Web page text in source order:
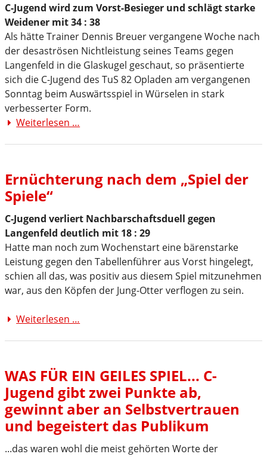
C-Jugend wird zum Vorst-Besieger und schlägt starke
Weidener mit 34 : 38
Als hätte Trainer Dennis Breuer vergangene Woche nach
der desaströsen Nichtleistung seines Teams gegen
Langenfeld in die Glaskugel geschaut, so präsentierte
sich die C-Jugend des TuS 82 Opladen am vergangenen
Sonntag beim Auswärtsspiel in Würselen in stark
verbesserter Form.
Weiterlesen …
Pfui
Ernüchterung nach dem „Spiel der
Spiele“
C-Jugend verliert Nachbarschaftsduell gegen
Langenfeld deutlich mit 18 : 29
Hatte man noch zum Wochenstart eine bärenstarke
Leistung gegen den Tabellenführer aus Vorst hingelegt,
schien all das, was positiv aus diesem Spiel mitzunehmen
war, aus den Köpfen der Jung-Otter verflogen zu sein.
Weiterlesen …
der
Spiele“
WAS FÜR EIN GEILES SPIEL... C-
Jugend gibt zwei Punkte ab,
gewinnt aber an Selbstvertrauen
und begeistert das Publikum
...das waren wohl die meist gehörten Worte der